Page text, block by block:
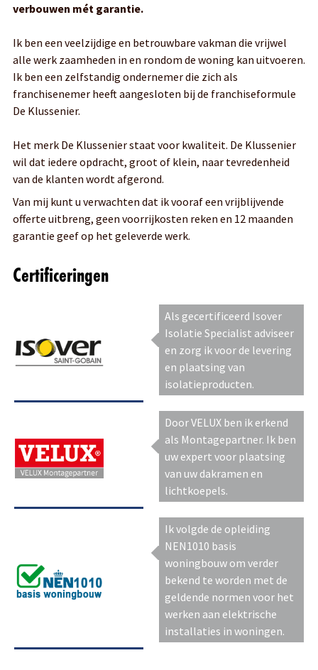
verbouwen mét garantie.
Ik ben een veelzijdige en betrouwbare vakman die vrijwel
alle werk zaamheden in en rondom de woning kan uitvoeren.
Ik ben een zelfstandig ondernemer die zich als
franchisenemer heeft aangesloten bij de franchiseformule
De Klussenier.
Het merk De Klussenier staat voor kwaliteit. De Klussenier
wil dat iedere opdracht, groot of klein, naar tevredenheid
van de klanten wordt afgerond.
Van mij kunt u verwachten dat ik vooraf een vrijblijvende
offerte uitbreng, geen voorrijkosten reken en 12 maanden
garantie geef op het geleverde werk.
Certificeringen
Als gecertificeerd Isover
Isolatie Specialist adviseer
en zorg ik voor de levering
en plaatsing van
isolatieproducten.
Door VELUX ben ik erkend
als Montagepartner. Ik ben
uw expert voor plaatsing
van uw dakramen en
lichtkoepels.
Ik volgde de opleiding
NEN1010 basis
woningbouw om verder
bekend te worden met de
geldende normen voor het
werken aan elektrische
installaties in woningen.